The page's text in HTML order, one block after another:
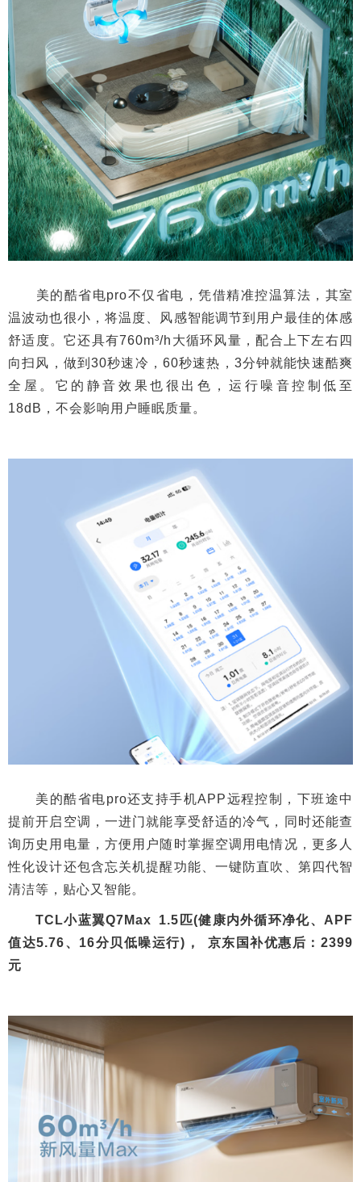
美的酷省电pro不仅省电，凭借精准控温算法，其室
温波动也很小，将温度、风感智能调节到用户最佳的体感
舒适度。它还具有760m³/h大循环风量，配合上下左右四
向扫风，做到30秒速冷，60秒速热，3分钟就能快速酷爽
全屋。它的静音效果也很出色，运行噪音控制低至
18dB，不会影响用户睡眠质量。
美的酷省电pro还支持手机APP远程控制，下班途中
提前开启空调，一进门就能享受舒适的冷气，同时还能查
询历史用电量，方便用户随时掌握空调用电情况，更多人
性化设计还包含忘关机提醒功能、一键防直吹、第四代智
清洁等，贴心又智能。
TCL小蓝翼Q7Max 1.5匹(健康内外循环净化、APF
值达5.76、16分贝低噪运行)， 京东国补优惠后：2399
元